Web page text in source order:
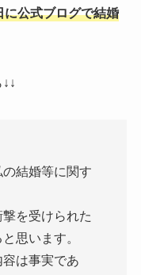
公式ブログで結婚
結婚等に関す
を受けられた
思います。
は事実であ